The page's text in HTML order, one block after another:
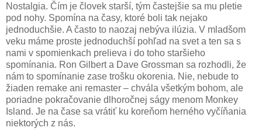
Nostalgia. Čím je človek starší, tým častejšie sa mu pletie
pod nohy. Spomína na časy, ktoré boli tak nejako
jednoduchšie. A často to naozaj nebýva ilúzia. V mladšom
veku máme proste jednoduchší pohľad na svet a ten sa s
nami v spomienkach prelieva i do toho staršieho
spomínania. Ron Gilbert a Dave Grossman sa rozhodli, že
nám to spomínanie zase trošku okorenia. Nie, nebude to
žiaden remake ani remaster – chvála všetkým bohom, ale
poriadne pokračovanie dlhoročnej ságy menom Monkey
Island. Je na čase sa vrátiť ku koreňom herného vyčíňania
niektorých z nás.